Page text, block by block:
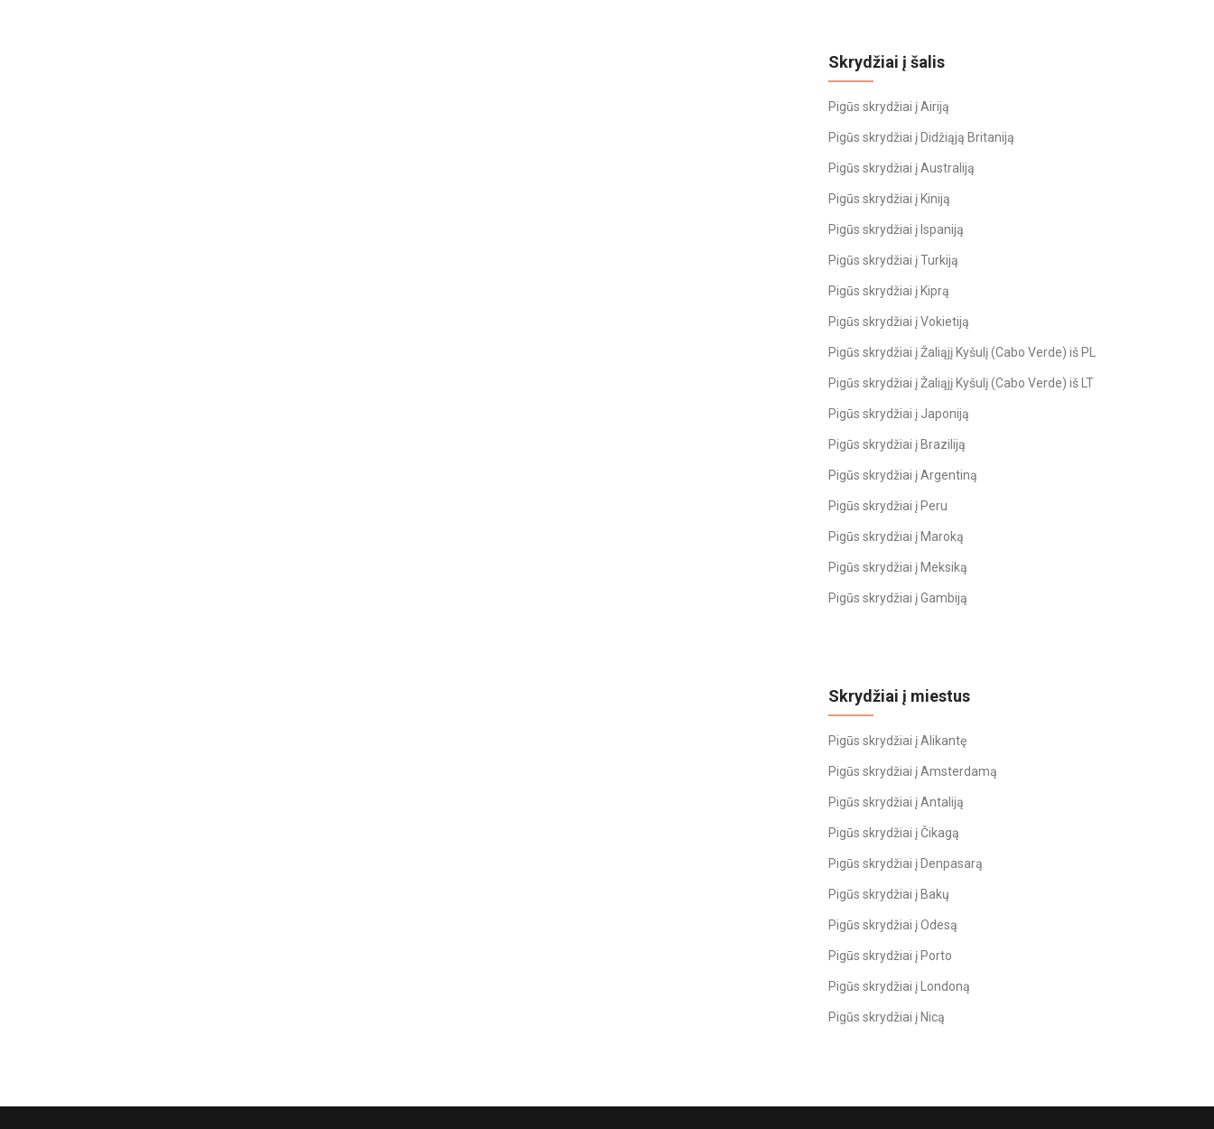
Skrydžiai į šalis
Pigūs skrydžiai į Airiją
Pigūs skrydžiai į Didžiąją Britaniją
Pigūs skrydžiai į Australiją
Pigūs skrydžiai į Kiniją
Pigūs skrydžiai į Ispaniją
Pigūs skrydžiai į Turkiją
Pigūs skrydžiai į Kiprą
Pigūs skrydžiai į Vokietiją
Pigūs skrydžiai į Žaliąjį Kyšulį (Cabo Verde) iš PL
Pigūs skrydžiai į Žaliąjį Kyšulį (Cabo Verde) iš LT
Pigūs skrydžiai į Japoniją
Pigūs skrydžiai į Braziliją
Pigūs skrydžiai į Argentiną
Pigūs skrydžiai į Peru
Pigūs skrydžiai į Maroką
Pigūs skrydžiai į Meksiką
Pigūs skrydžiai į Gambiją
Skrydžiai į miestus
Pigūs skrydžiai į Alikantę
Pigūs skrydžiai į Amsterdamą
Pigūs skrydžiai į Antaliją
Pigūs skrydžiai į Čikagą
Pigūs skrydžiai į Denpasarą
Pigūs skrydžiai į Bakų
Pigūs skrydžiai į Odesą
Pigūs skrydžiai į Porto
Pigūs skrydžiai į Londoną
Pigūs skrydžiai į Nicą